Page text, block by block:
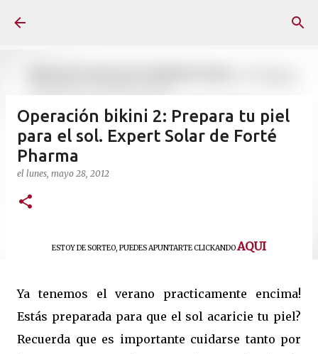
Operación bikini 2: Prepara tu piel
para el sol. Expert Solar de Forté
Pharma
el lunes, mayo 28, 2012
ESTOY DE SORTEO, PUEDES APUNTARTE CLICKANDOAQUI
Ya tenemos el verano practicamente encima!
Estás preparada para que el sol acaricie tu piel?
Recuerda que es importante cuidarse tanto por